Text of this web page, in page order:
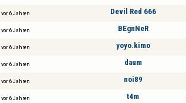
vor 6 Jahren Devil Red 666
vor 6 Jahren BEgnNeR
vor 6 Jahren yoyo.kimo
vor 6 Jahren daum
vor 6 Jahren noi89
vor 6 Jahren t4m